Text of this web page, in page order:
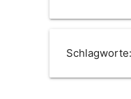
Schlagworte: